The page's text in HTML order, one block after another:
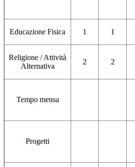
Educazione Fisica 1 1
Religione / Attività
Alternativa
2 2
Tempo mensa
Progetti